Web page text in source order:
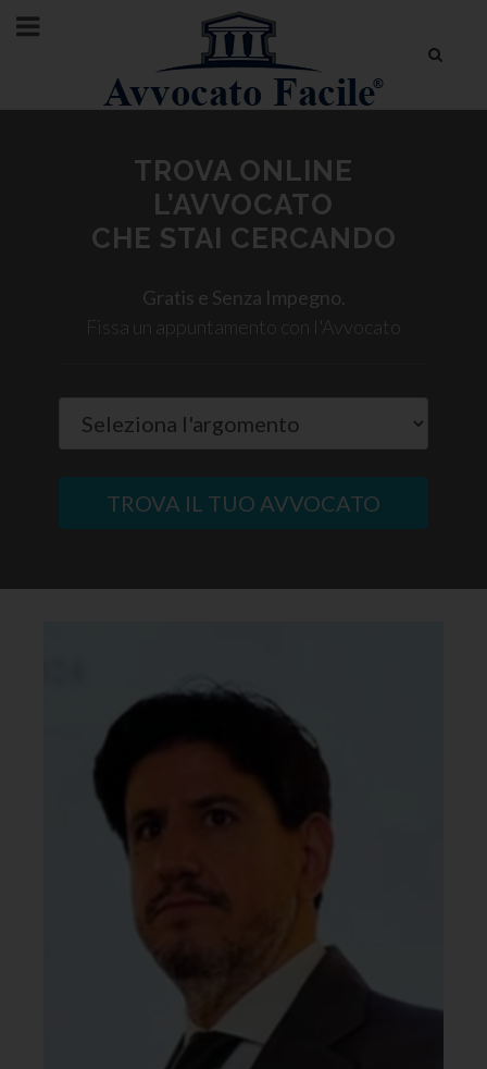
TROVA ONLINE
L’AVVOCATO
CHE STAI CERCANDO
Gratis e Senza Impegno.
Fissa un appuntamento con l'Avvocato
TROVA IL TUO AVVOCATO